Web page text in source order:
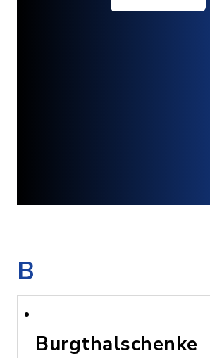
B
Burgthalschenke